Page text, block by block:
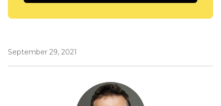
September 29, 2021